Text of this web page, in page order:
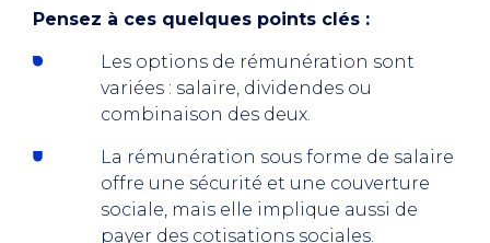
Pensez à ces quelques points clés :
Les options de rémunération sont
variées : salaire, dividendes ou
combinaison des deux.
La rémunération sous forme de salaire
offre une sécurité et une couverture
sociale, mais elle implique aussi de
payer des cotisations sociales.